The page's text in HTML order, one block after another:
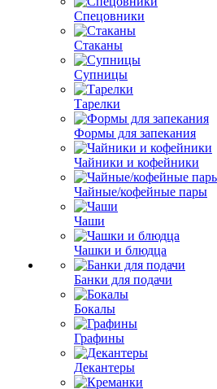
Спецовники
Стаканы
Супницы
Тарелки
Формы для запекания
Чайники и кофейники
Чайные/кофейные пары
Чаши
Чашки и блюдца
Банки для подачи
Бокалы
Графины
Декантеры